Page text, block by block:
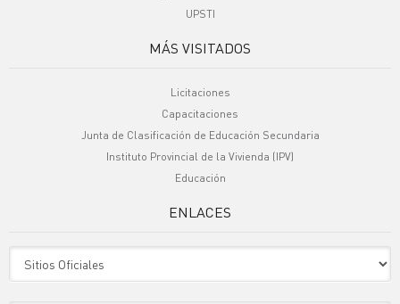
UPSTI
MÁS VISITADOS
Licitaciones
Capacitaciones
Junta de Clasificación de Educación Secundaria
Instituto Provincial de la Vivienda (IPV)
Educación
ENLACES